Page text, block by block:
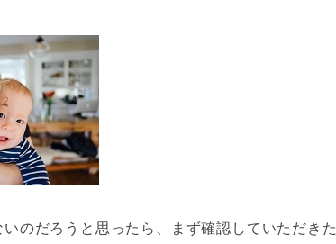
のだろうと思ったら、まず確認していただきた